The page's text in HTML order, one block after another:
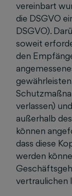
vereinbart
die DSGVO
DSGVO).
soweit
den
verlassen)
außerhalb
können
dass diese
werden
vertraulichen